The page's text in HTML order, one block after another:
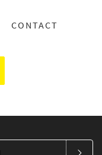
CONTACT